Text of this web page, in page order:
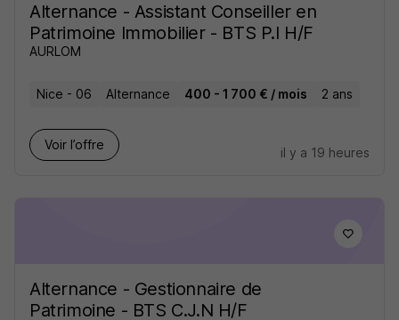
Alternance - Assistant Conseiller en
Patrimoine Immobilier - BTS P.I H/F
AURLOM
Nice - 06 Alternance 400 - 1 700 € / mois 2 ans
Voir l’offre
il y a 19 heures
Alternance - Gestionnaire de
Patrimoine - BTS C.J.N H/F